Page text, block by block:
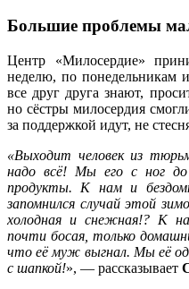
Большие проблемы
Центр «Милосердие»
неделю, по понедельникам
все друг друга знают,
но сёстры милосердия
за поддержкой идут, не
«Выходит человек из
надо всё! Мы его с ног до
продукты. К нам и
запомнился случай этой
холодная и снежная!? К
почти босая, только
что её муж выгнал. Мы её
с шапкой!», — рассказывает